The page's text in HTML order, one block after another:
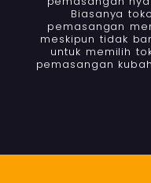
Biasanya
pemasangan
meskipun tidak
untuk memilih
pemasangan